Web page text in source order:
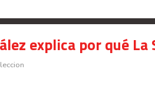
explica por qué